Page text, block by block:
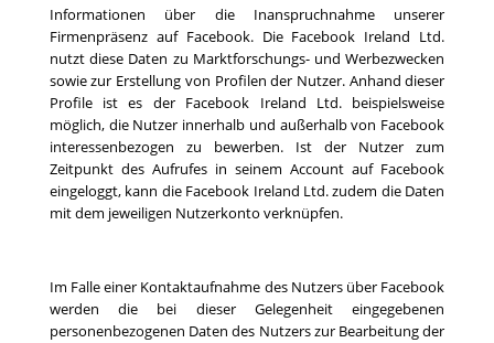
Informationen über die Inanspruchnahme unserer
Firmenpräsenz auf Facebook. Die Facebook Ireland Ltd.
nutzt diese Daten zu Marktforschungs- und Werbezwecken
sowie zur Erstellung von Profilen der Nutzer. Anhand dieser
Profile ist es der Facebook Ireland Ltd. beispielsweise
möglich, die Nutzer innerhalb und außerhalb von Facebook
interessenbezogen zu bewerben. Ist der Nutzer zum
Zeitpunkt des Aufrufes in seinem Account auf Facebook
eingeloggt, kann die Facebook Ireland Ltd. zudem die Daten
mit dem jeweiligen Nutzerkonto verknüpfen.
Im Falle einer Kontaktaufnahme des Nutzers über Facebook
werden die bei dieser Gelegenheit eingegebenen
personenbezogenen Daten des Nutzers zur Bearbeitung der